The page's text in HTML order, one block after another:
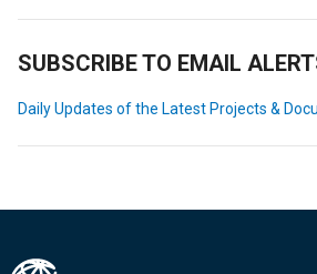
SUBSCRIBE TO EMAIL
Daily Updates of the Latest Projects &